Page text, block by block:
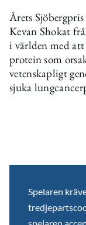
Årets
Kevan Shokat
i världen med
protein som
vetenskapligt
sjuka
Spelaren